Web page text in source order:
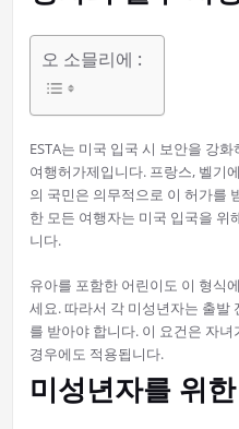
오 소믈리에 :
ESTA는 미국 입국 시 보안을 강
여행허가제입니다. 프랑스, 벨기
의 국민은 의무적으로 이 허가를
한 모든 여행자는 미국 입국을 위
니다.
유아를 포함한 어린이도 이 형식
세요. 따라서 각 미성년자는 출발
를 받아야 합니다. 이 요건은 자
경우에도 적용됩니다.
미성년자를 위